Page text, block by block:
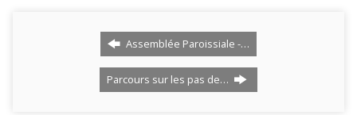
Assemblée Paroissiale -…
Parcours sur les pas de…